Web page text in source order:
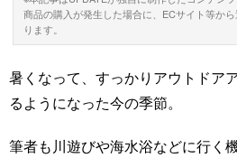
商品の購入が発生した場合に、ECサイト等か
ります。
暑くなって、すっかりアウトドア
るようになった今の季節。
筆者も川遊びや海水浴などに行く